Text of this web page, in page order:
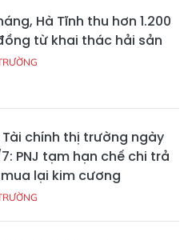
Hà Tĩnh thu hơn 1.200
từ khai thác hải sản
Tài chính thị trường ngày
PNJ tạm hạn chế chi trả
lại kim cương